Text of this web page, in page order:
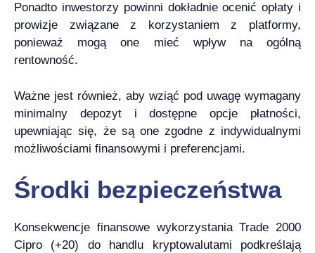
Ponadto inwestorzy powinni dokładnie ocenić opłaty i
prowizje związane z korzystaniem z platformy,
ponieważ mogą one mieć wpływ na ogólną
rentowność.
Ważne jest również, aby wziąć pod uwagę wymagany
minimalny depozyt i dostępne opcje płatności,
upewniając się, że są one zgodne z indywidualnymi
możliwościami finansowymi i preferencjami.
Środki bezpieczeństwa
Konsekwencje finansowe wykorzystania Trade 2000
Cipro (+20) do handlu kryptowalutami podkreślają